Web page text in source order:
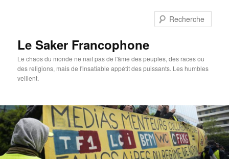
Le Saker Francophone
Le chaos du monde ne naît pas de l'âme des peuples, des races ou
des religions, mais de l'insatiable appétit des puissants. Les humbles
veillent.